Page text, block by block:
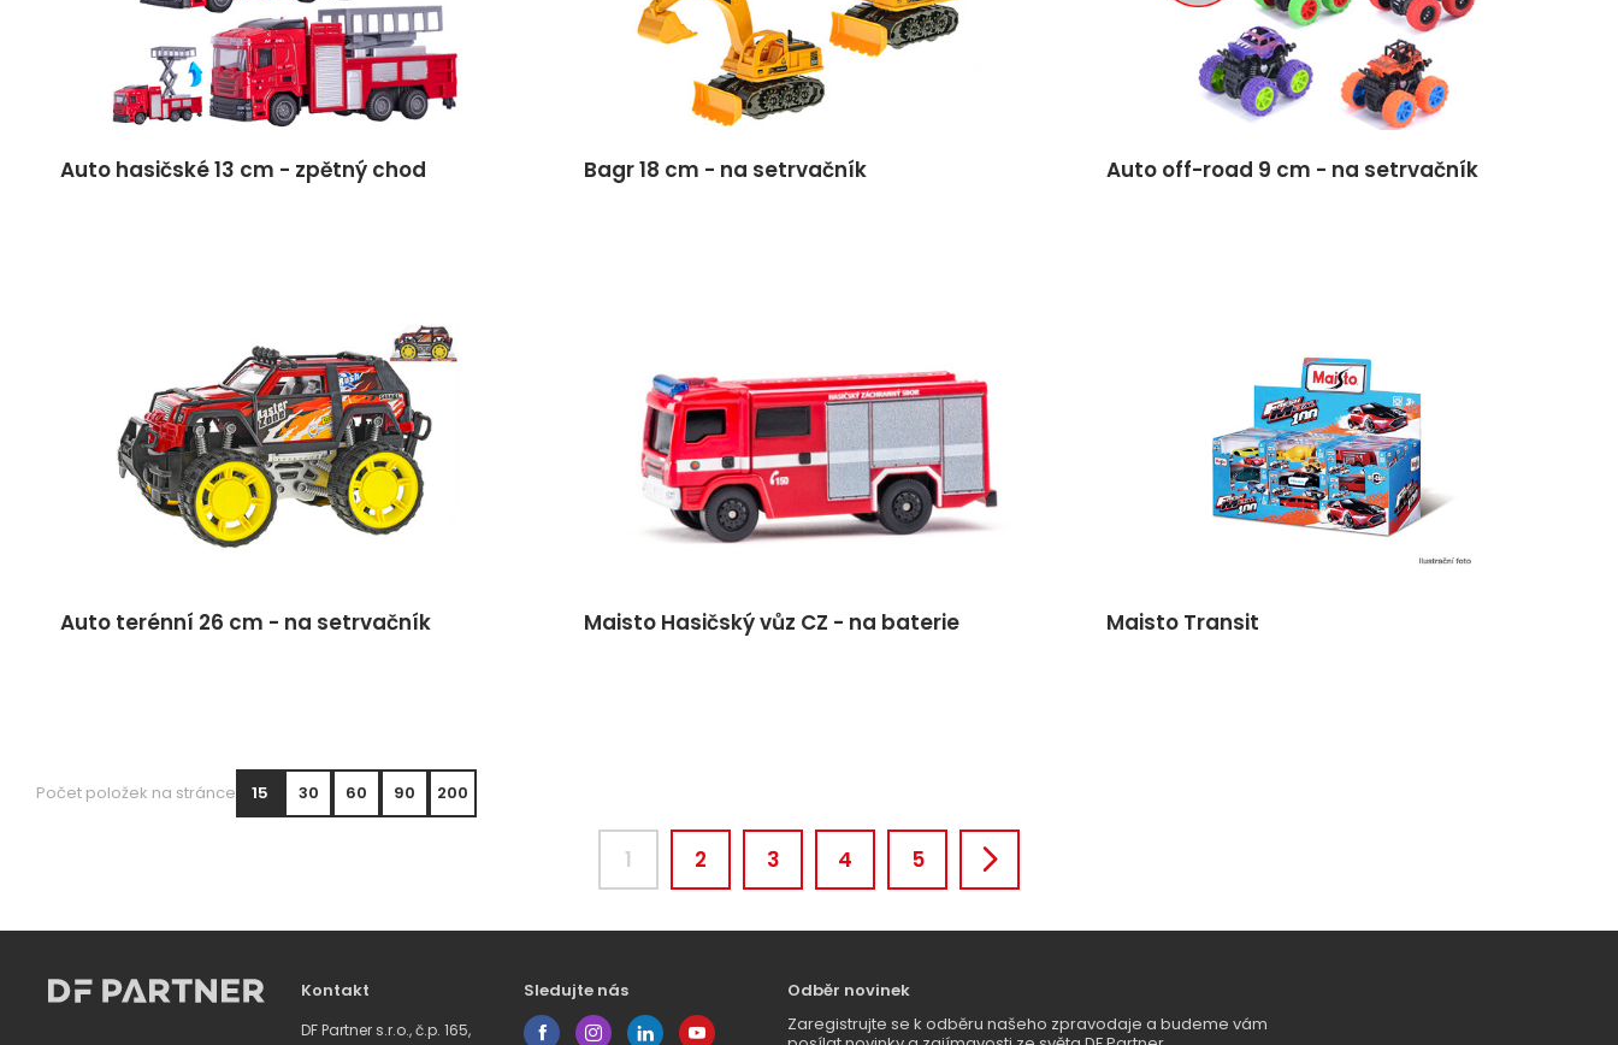
Auto hasičské 13 cm - zpětný chod Bagr 18 cm - na setrvačník Auto off-road 9 cm - na setrvačník
Auto terénní 26 cm - na setrvačník Maisto Hasičský vůz CZ - na baterie Maisto Transit
Počet položek na stránce 15 30 60 90 200
1 2 3 4 5
Kontakt
DF Partner s.r.o., č.p. 165,
Sledujte nás
Odběr novinek
Zaregistrujte se k odběru našeho zpravodaje a budeme vám